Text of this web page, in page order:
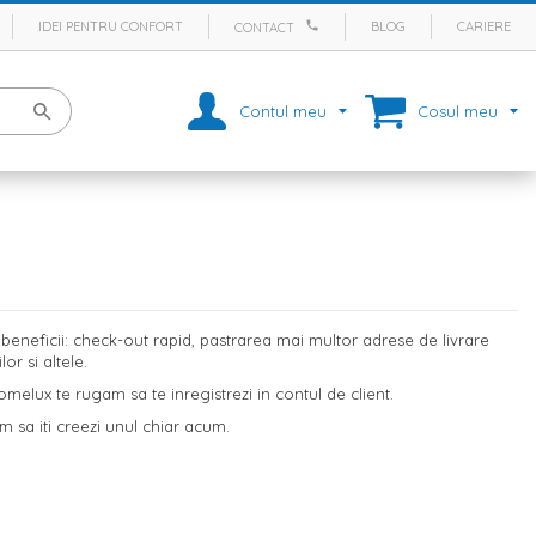
IDEI PENTRU CONFORT CONTACT BLOG CARIERE
Contul meu Cosul meu
check-out rapid, pastrarea mai multor adrese de livrare
si altele.
te rugam sa te inregistrezi in contul de client.
sa iti creezi unul chiar acum.